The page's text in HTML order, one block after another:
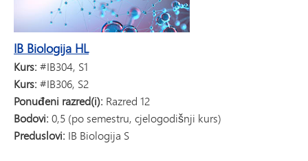
IB Biologija HL
Kurs: #IB304, S1
Kurs: #IB306, S2
Ponuđeni razred(i): Razred 12
Bodovi: 0,5 (po semestru, cjelogodišnji kurs)
Preduslovi: IB Biologija S